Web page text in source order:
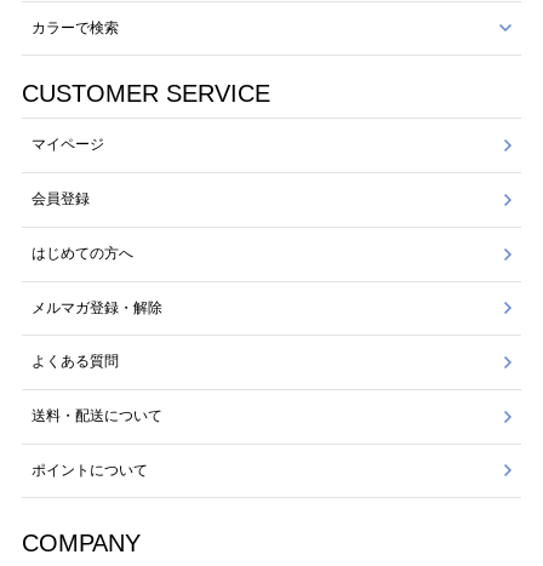
カラーで検索
CUSTOMER SERVICE
マイページ
会員登録
はじめての方へ
メルマガ登録・解除
よくある質問
送料・配送について
ポイントについて
COMPANY